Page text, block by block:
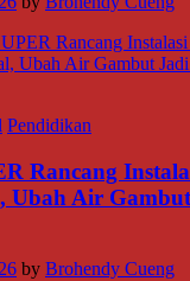
Pendidikan
Rancang
Ubah Air
by Brohendy Cueng